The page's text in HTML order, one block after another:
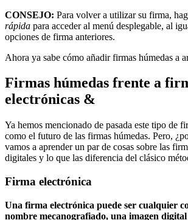
CONSEJO: Para volver a utilizar su firma,
rápida para acceder al menú desplegable, al
opciones de firma anteriores.
Ahora ya sabe cómo añadir firmas húmedas a
Firmas húmedas frente a
electrónicas &
Ya hemos mencionado de pasada este tipo de
como el futuro de las firmas húmedas. Pero,
vamos a aprender un par de cosas sobre las
digitales y lo que las diferencia del clásico
Firma electrónica
Una firma electrónica puede ser cualquier
nombre mecanografiado, una imagen